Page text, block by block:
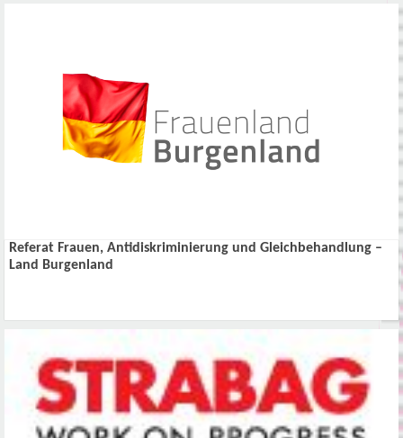
Referat Frauen, Antidiskriminierung und Gleichbehandlung –
Land Burgenland